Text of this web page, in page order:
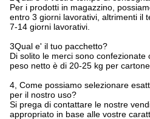
3Qual e' il tuo pacchetto?
Di solito le merci sono confezionate
peso netto è di 20-25 kg per
4, Come possiamo selezionare
per il nostro uso?
Si prega di contattare le nostre
appropriato in base alle vostre
altre informazioni correlate.
Tag: Temperatura